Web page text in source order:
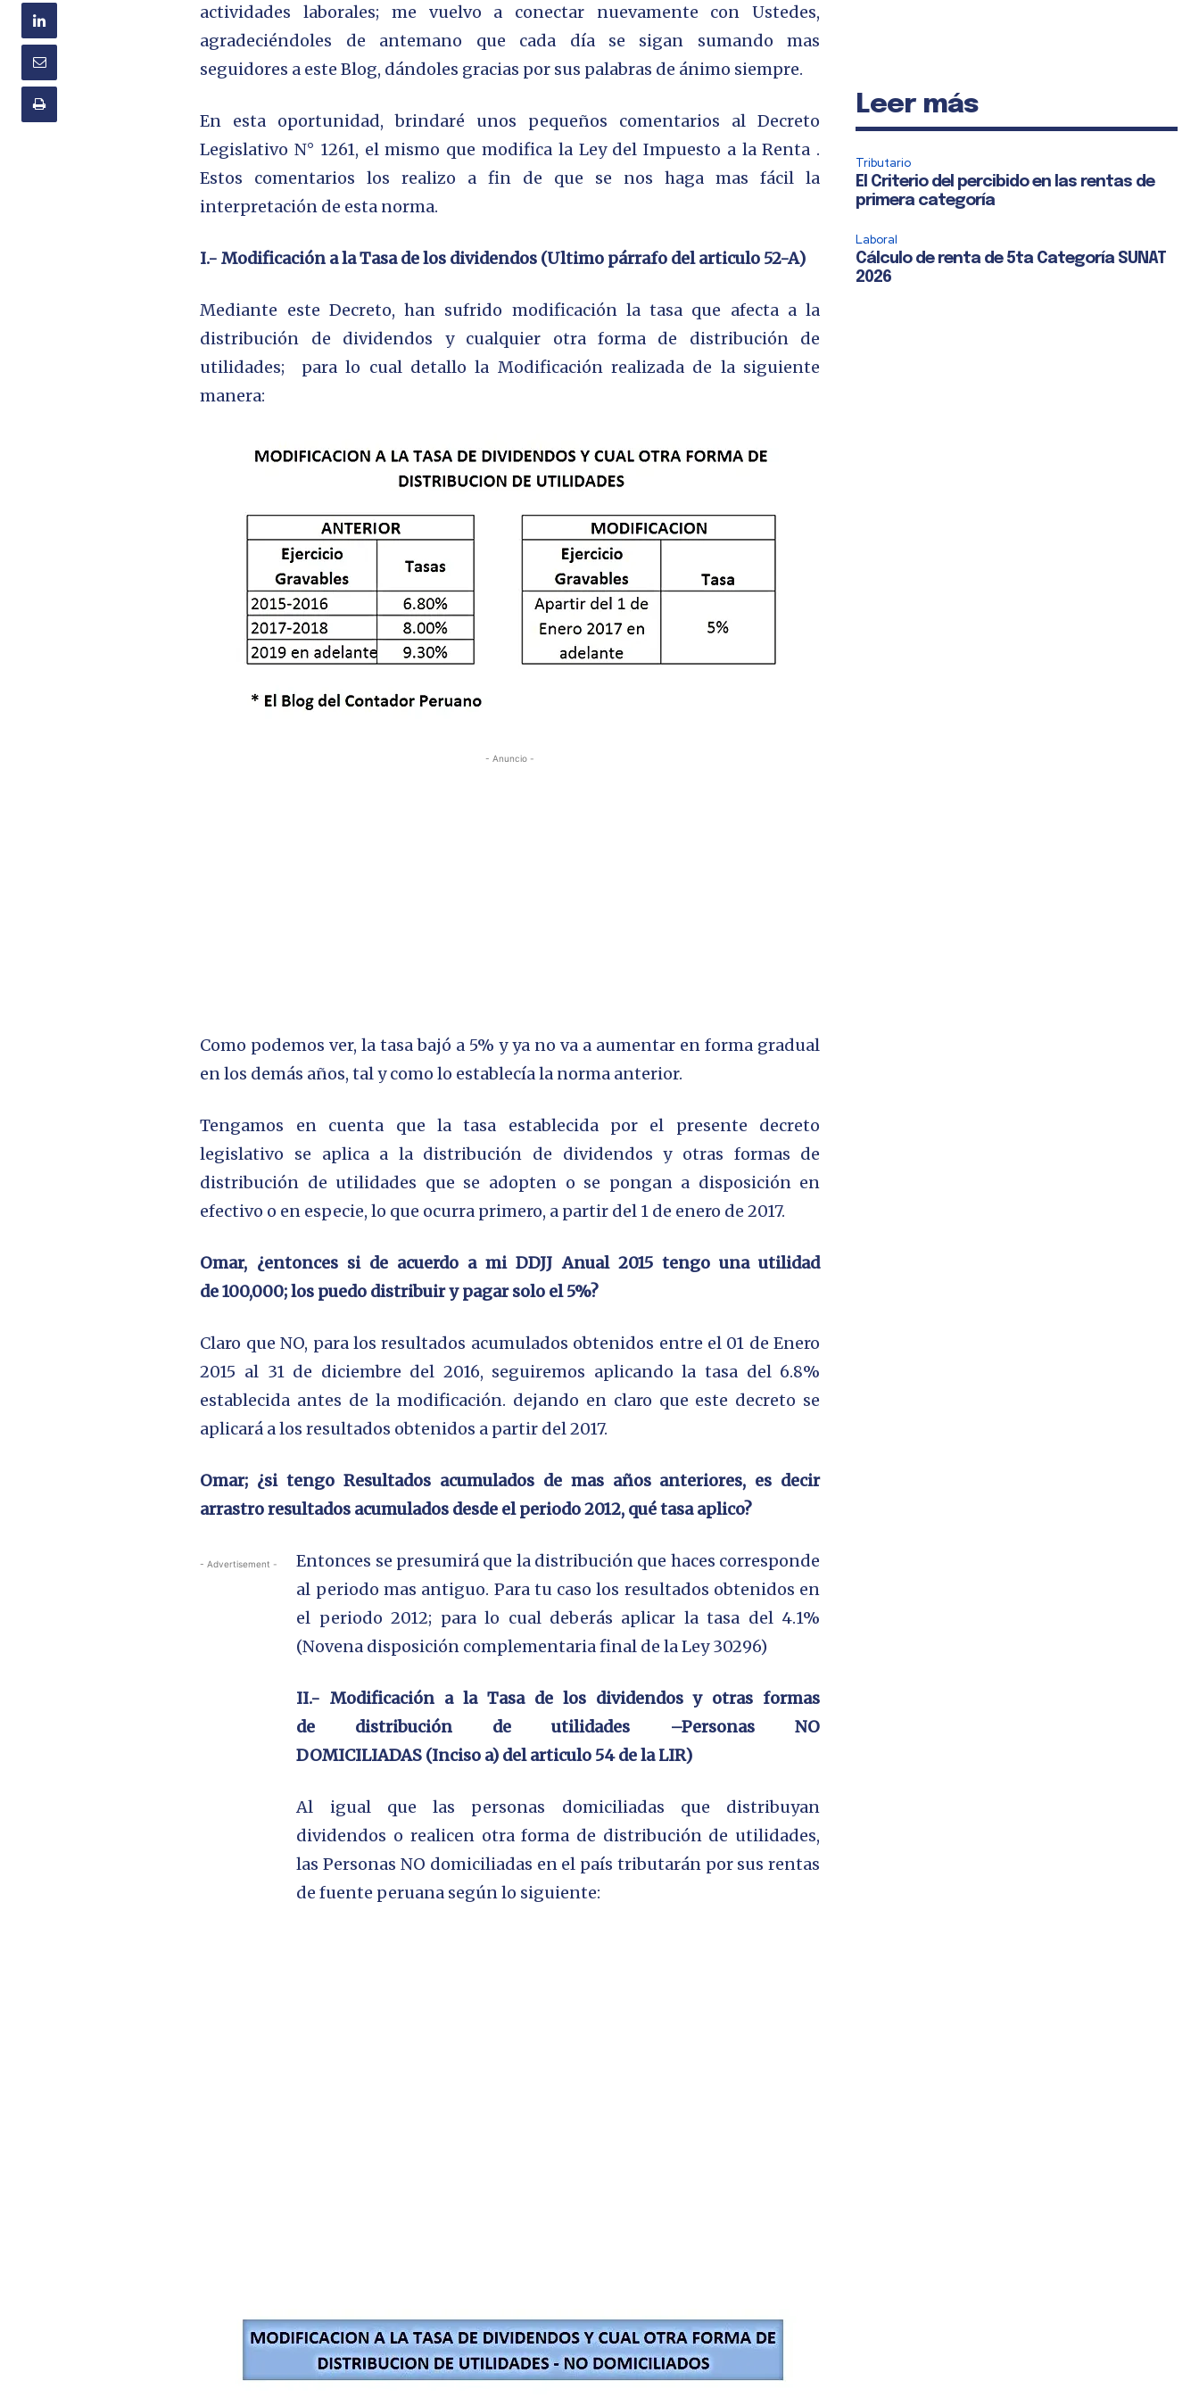
actividades laborales; me vuelvo a conectar nuevamente con Ustedes,
agradeciéndoles de antemano que cada día se sigan sumando mas
seguidores a este Blog, dándoles gracias por sus palabras de ánimo siempre.
En esta oportunidad, brindaré unos pequeños comentarios al Decreto
Legislativo N° 1261, el mismo que modifica la Ley del Impuesto a la Renta .
Estos comentarios los realizo a fin de que se nos haga mas fácil la
interpretación de esta norma.
I.- Modificación a la Tasa de los dividendos (Ultimo párrafo del articulo 52-A)
Mediante este Decreto, han sufrido modificación la tasa que afecta a la
distribución de dividendos y cualquier otra forma de distribución de
utilidades; para lo cual detallo la Modificación realizada de la siguiente
manera:
- Anuncio -
Como podemos ver, la tasa bajó a 5% y ya no va a aumentar en forma gradual
en los demás años, tal y como lo establecía la norma anterior.
Tengamos en cuenta que la tasa establecida por el presente decreto
legislativo se aplica a la distribución de dividendos y otras formas de
distribución de utilidades que se adopten o se pongan a disposición en
efectivo o en especie, lo que ocurra primero, a partir del 1 de enero de 2017.
Omar, ¿entonces si de acuerdo a mi DDJJ Anual 2015 tengo una utilidad
de 100,000; los puedo distribuir y pagar solo el 5%?
Claro que NO, para los resultados acumulados obtenidos entre el 01 de Enero
2015 al 31 de diciembre del 2016, seguiremos aplicando la tasa del 6.8%
establecida antes de la modificación. dejando en claro que este decreto se
aplicará a los resultados obtenidos a partir del 2017.
Omar; ¿si tengo Resultados acumulados de mas años anteriores, es decir
arrastro resultados acumulados desde el periodo 2012, qué tasa aplico?
- Advertisement -
Entonces se presumirá que la distribución que haces corresponde
al periodo mas antiguo. Para tu caso los resultados obtenidos en
el periodo 2012; para lo cual deberás aplicar la tasa del 4.1%
(Novena disposición complementaria final de la Ley 30296)
II.- Modificación a la Tasa de los dividendos y otras formas
de distribución de utilidades –Personas NO
DOMICILIADAS (Inciso a) del articulo 54 de la LIR)
Al igual que las personas domiciliadas que distribuyan
dividendos o realicen otra forma de distribución de utilidades,
lasPersonas NO domiciliadas en el país tributarán por sus rentas
de fuente peruana según lo siguiente:
Leer más
Tributario
El Criterio del percibido en las rentas de
primera categoría
Laboral
Cálculo de renta de 5ta Categoría SUNAT
2026